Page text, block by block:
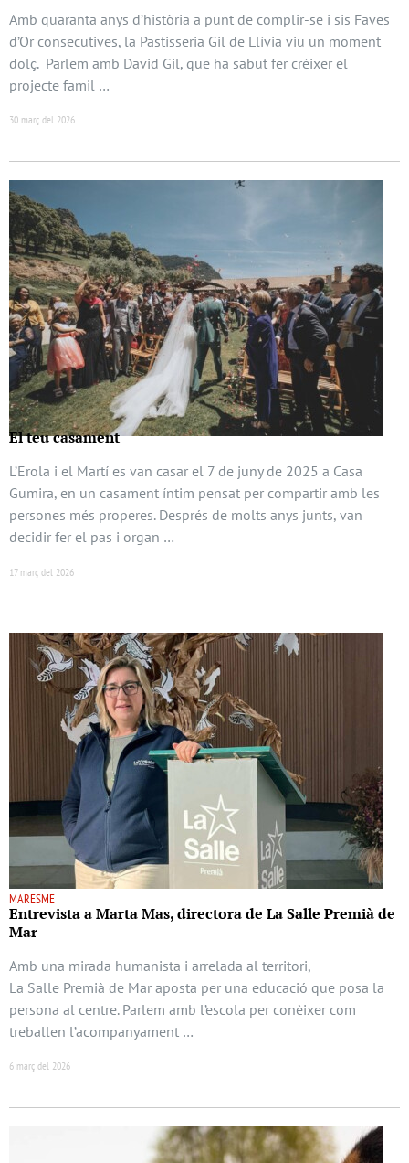
Amb quaranta anys d’història a punt de complir-se i sis Faves
d’Or consecutives, la Pastisseria Gil de Llívia viu un moment
dolç. Parlem amb David Gil, que ha sabut fer créixer el
projecte famil …
30 març del 2026
El teu casament
L’Erola i el Martí es van casar el 7 de juny de 2025 a Casa
Gumira, en un casament íntim pensat per compartir amb les
persones més properes. Després de molts anys junts, van
decidir fer el pas i organ …
17 març del 2026
MARESME
Entrevista a Marta Mas, directora de La Salle Premià de
Mar
Amb una mirada humanista i arrelada al territori,
La Salle Premià de Mar aposta per una educació que posa la
persona al centre. Parlem amb l’escola per conèixer com
treballen l’acompanyament …
6 març del 2026